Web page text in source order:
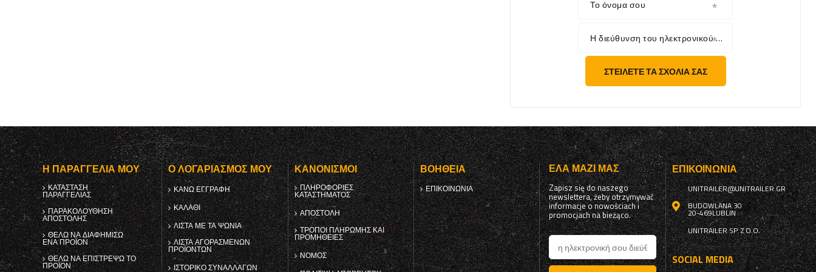
Το όνομα σου
Η διεύθυνση του ηλεκτρονικού σου ταχυδρομείου
ΣΤΕΊΛΕΤΕ ΤΑ ΣΧΌΛΙΆ ΣΑΣ
Η ΠΑΡΑΓΓΕΛΊΑ ΜΟΥ
ΚΑΤΆΣΤΑΣΗ
ΠΑΡΑΓΓΕΛΊΑΣ
ΠΑΡΑΚΟΛΟΎΘΗΣΗ
ΑΠΟΣΤΟΛΉΣ
ΘΈΛΩ ΝΑ ΔΙΑΦΗΜΊΣΩ
ΈΝΑ ΠΡΟΪΌΝ
ΘΈΛΩ ΝΑ ΕΠΙΣΤΡΈΨΩ ΤΟ
ΠΡΟΪΌΝ
Ο ΛΟΓΑΡΙΑΣΜΌΣ ΜΟΥ
ΚΑΝΩ ΕΓΓΡΑΦΗ
ΚΑΛΆΘΙ
ΛΊΣΤΑ ΜΕ ΤΑ ΨΏΝΙΑ
ΛΊΣΤΑ ΑΓΟΡΑΣΜΈΝΩΝ
ΠΡΟΪΌΝΤΩΝ
ΙΣΤΟΡΙΚΌ ΣΥΝΑΛΛΑΓΏΝ
ΚΑΝΟΝΙΣΜΟΊ
ΠΛΗΡΟΦΟΡΊΕΣ
ΚΑΤΑΣΤΉΜΑΤΟΣ
ΑΠΟΣΤΟΛΉ
ΤΡΌΠΟΙ ΠΛΗΡΩΜΉΣ ΚΑΙ
ΠΡΟΜΉΘΕΙΕΣ
ΝΌΜΟΣ
ΒΟΉΘΕΙΑ
ΕΠΙΚΟΙΝΩΝΊΑ
ΈΛΑ ΜΑΖΊ ΜΑΣ
Zapisz się do naszego
newslettera, żeby otrzymywać
informacje o nowościach i
promocjach na bieżąco.
ΕΠΙΚΟΙΝΩΝΊΑ
UNITRAILER@UNITRAILER.GR
BUDOWLANA 30
20-469LUBLIN
UNITRAILER SP. Z O.O.
SOCIAL MEDIA